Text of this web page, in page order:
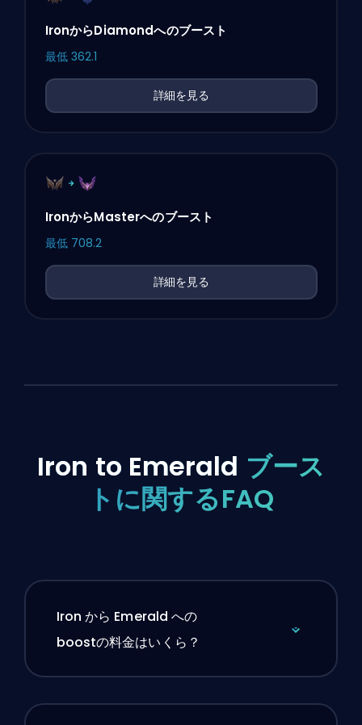
IronからDiamondへのブースト
最低 362.1
詳細を見る
IronからMasterへのブースト
最低 708.2
詳細を見る
Iron to Emerald ブース
トに関するFAQ
Iron から Emerald への
boostの料金はいくら？